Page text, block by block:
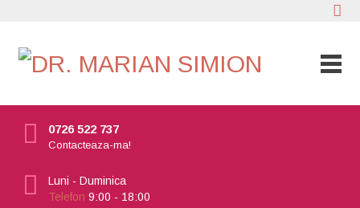
0726 522 737
Contacteaza-ma!
Luni - Duminica
Telefon 9:00 - 18:00